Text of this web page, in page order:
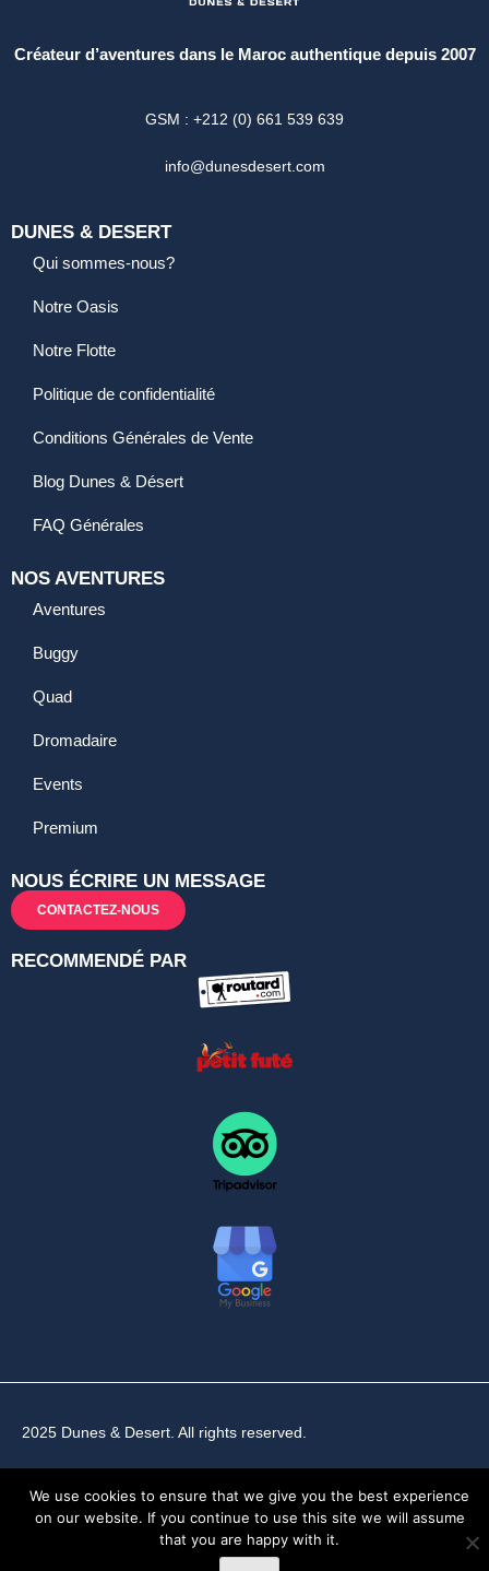
Créateur d’aventures dans le Maroc authentique depuis 2007
GSM : +212 (0) 661 539 639
info@dunesdesert.com
DUNES & DESERT
Qui sommes-nous?
Notre Oasis
Notre Flotte
Politique de confidentialité
Conditions Générales de Vente
Blog Dunes & Désert
FAQ Générales
NOS AVENTURES
Aventures
Buggy
Quad
Dromadaire
Events
Premium
NOUS ÉCRIRE UN MESSAGE
CONTACTEZ-NOUS
RECOMMENDÉ PAR
2025 Dunes & Desert. All rights reserved.
We use cookies to ensure that we give you the best experience
on our website. If you continue to use this site we will assume
that you are happy with it.